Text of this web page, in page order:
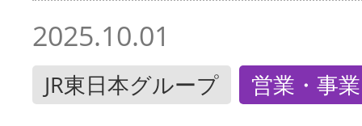
2025.10.01
JR東日本グループ 営業・事